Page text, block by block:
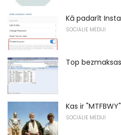
Kā padarīt
SOCIĀLIE MĒDIJI
Top
Kas ir
SOCIĀLIE MĒDIJI